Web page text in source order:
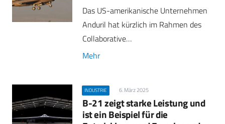
Das US-amerikanische Unternehmen
Anduril hat kürzlich im Rahmen des
Collaborative…
Mehr
INDUSTRIE 6. März 2025
B-21 zeigt starke Leistung und
ist ein Beispiel für die